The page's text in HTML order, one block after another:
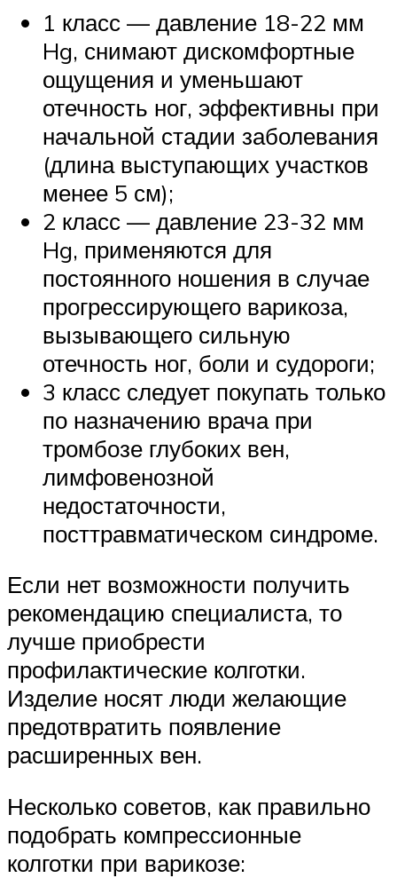
1 класс — давление 18-22 мм
Hg, снимают дискомфортные
ощущения и уменьшают
отечность ног, эффективны при
начальной стадии заболевания
(длина выступающих участков
менее 5 см);
2 класс — давление 23-32 мм
Hg, применяются для
постоянного ношения в случае
прогрессирующего варикоза,
вызывающего сильную
отечность ног, боли и судороги;
3 класс следует покупать только
по назначению врача при
тромбозе глубоких вен,
лимфовенозной
недостаточности,
посттравматическом синдроме.
Если нет возможности получить
рекомендацию специалиста, то
лучше приобрести
профилактические колготки.
Изделие носят люди желающие
предотвратить появление
расширенных вен.
Несколько советов, как правильно
подобрать компрессионные
колготки при варикозе: